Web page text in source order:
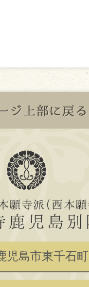
学奇術同好
園保護者の
パイ」のパ
きました。
皆様、本当
児島市東千石